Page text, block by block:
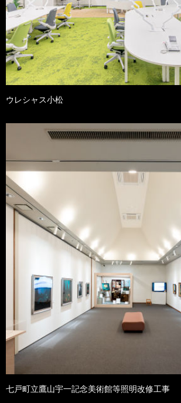
ウレシャス小松
七戸町立鷹山宇一記念美術館等照明改修工事